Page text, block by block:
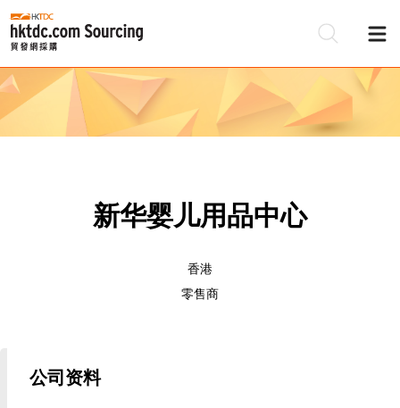
新华婴儿用品中心
香港
零售商
公司资料